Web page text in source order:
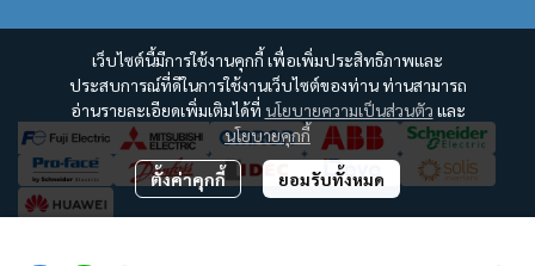
เว็บไซต์นี้มีการใช้งานคุกกี้ เพื่อเพิ่มประสิทธิภาพและ
ประสบการณ์ที่ดีในการใช้งานเว็บไซต์ของท่าน ท่านสามารถ
อ่านรายละเอียดเพิ่มเติมได้ที่ นโยบายความเป็นส่วนตัว และ
นโยบายคุกกี้
ตั้งค่าคุกกี้ ยอมรับทั้งหมด